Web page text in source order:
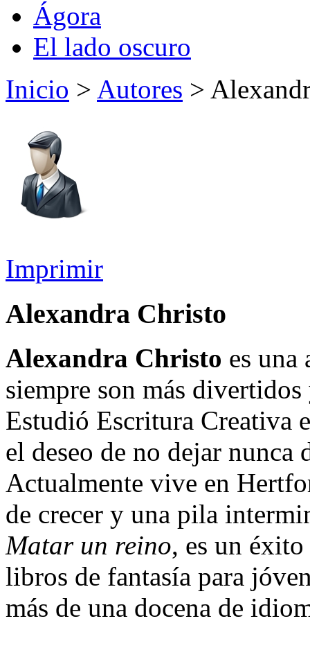
Ágora
El lado oscuro
Inicio > Autores >
Imprimir
Alexandra Christo
Alexandra Christo es una
siempre son más
Estudió Escritura Creativa
el deseo de no dejar
Actualmente vive en
de crecer y una pila
Matar un reino, es un
libros de fantasía para
más de una docena de